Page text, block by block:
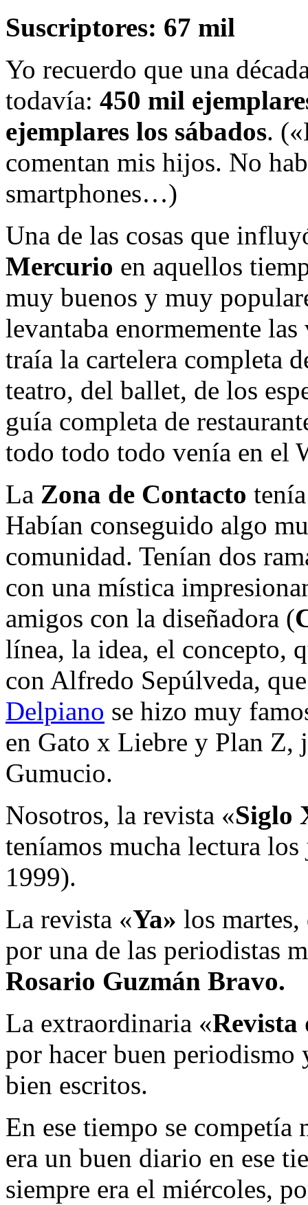
Suscriptores: 67 mil
Yo recuerdo que una
todavía: 450 mil
ejemplares los sábados.
comentan mis hijos. No
smartphones…)
Una de las cosas que
Mercurio en aquellos
muy buenos y muy
levantaba enormemente
traía la cartelera completa
teatro, del ballet, de los
guía completa de
todo todo todo venía en el
La Zona de Contacto
Habían conseguido algo
comunidad. Tenían dos
con una mística
amigos con la diseñadora (
línea, la idea, el concepto,
con Alfredo Sepúlveda,
Delpiano se hizo muy
en Gato x Liebre y Plan Z,
Gumucio.
Nosotros, la revista «Siglo
teníamos mucha lectura
1999).
La revista «Ya» los
por una de las periodistas
Rosario Guzmán Bravo.
La extraordinaria «Revista
por hacer buen
bien escritos.
En ese tiempo se competía
era un buen diario en ese
siempre era el miércoles,